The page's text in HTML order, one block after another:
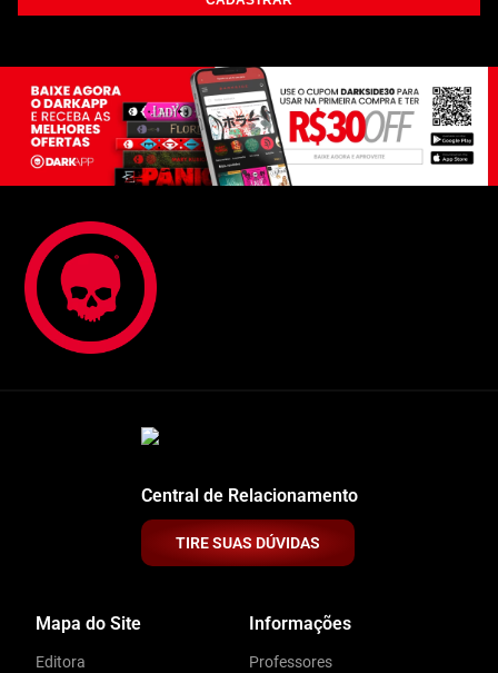
Central de Relacionamento
TIRE SUAS DÚVIDAS
Mapa do Site
Editora
Informações
Professores